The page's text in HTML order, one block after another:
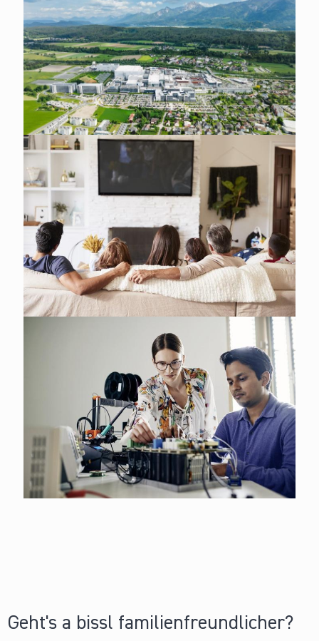
Geht's a bissl familienfreundlicher?